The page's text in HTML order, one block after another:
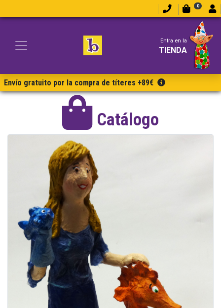
0
Entra en la
TIENDA
Envío gratuito por la compra de títeres +89€
Catálogo